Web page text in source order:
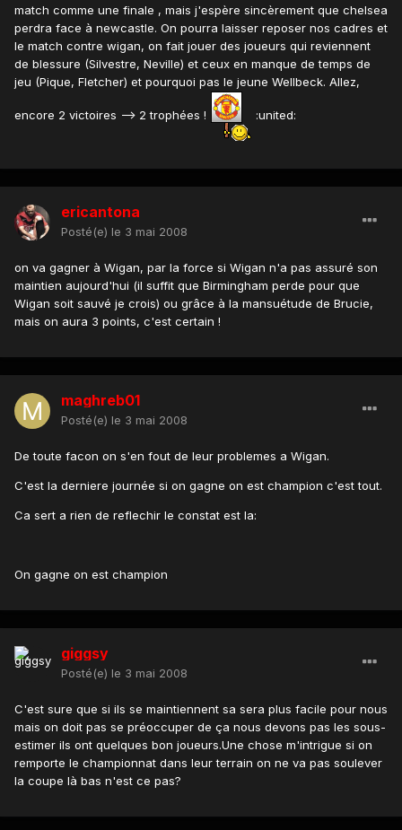
match comme une finale , mais j'espère sincèrement que chelsea
perdra face à newcastle. On pourra laisser reposer nos cadres et
le match contre wigan, on fait jouer des joueurs qui reviennent
de blessure (Silvestre, Neville) et ceux en manque de temps de
jeu (Pique, Fletcher) et pourquoi pas le jeune Wellbeck. Allez,
encore 2 victoires --> 2 trophées ! :united:
ericantona
Posté(e) le 3 mai 2008
on va gagner à Wigan, par la force si Wigan n'a pas assuré son
maintien aujourd'hui (il suffit que Birmingham perde pour que
Wigan soit sauvé je crois) ou grâce à la mansuétude de Brucie,
mais on aura 3 points, c'est certain !
maghreb01
Posté(e) le 3 mai 2008
De toute facon on s'en fout de leur problemes a Wigan.
C'est la derniere journée si on gagne on est champion c'est tout.
Ca sert a rien de reflechir le constat est la:
On gagne on est champion
giggsy
Posté(e) le 3 mai 2008
C'est sure que si ils se maintiennent sa sera plus facile pour nous
mais on doit pas se préoccuper de ça nous devons pas les sous-
estimer ils ont quelques bon joueurs.Une chose m'intrigue si on
remporte le championnat dans leur terrain on ne va pas soulever
la coupe là bas n'est ce pas?